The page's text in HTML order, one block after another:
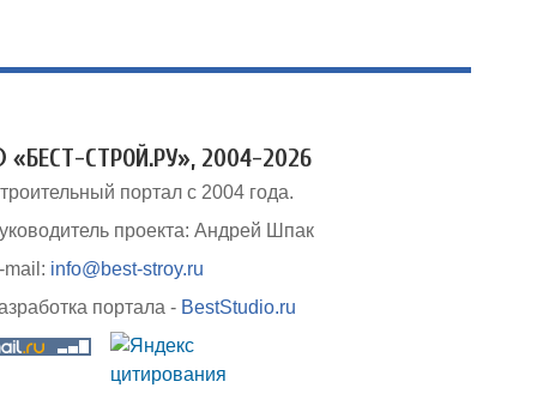
«БЕСТ-СТРОЙ.РУ», 2004-2026
портал с 2004 года.
проекта: Андрей Шпак
mail: info@best-stroy.ru
портала - BestStudio.ru